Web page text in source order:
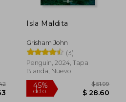
Isla Maldita
Grisham John
(3)
Penguin, 2024, Tapa
Blanda, Nuevo